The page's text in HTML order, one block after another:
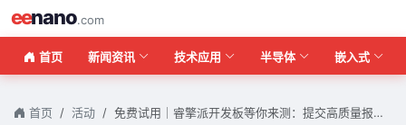
eenano.com
首页 新闻资讯 技术应用 半导体 嵌入式
首页 活动 免费试用｜睿擎派开发板等你来测：提交高质量报…